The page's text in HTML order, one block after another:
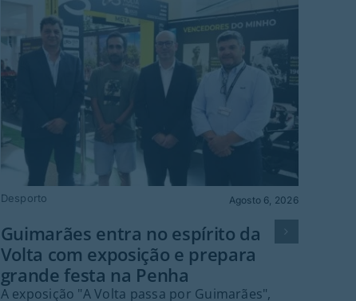
Desporto Agosto 6, 2026
Guimarães entra no espírito da
Volta com exposição e prepara
grande festa na Penha
A exposição "A Volta passa por Guimarães",